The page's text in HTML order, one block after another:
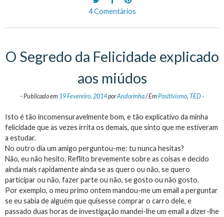
4 Comentários
O Segredo da Felicidade explicado
aos miúdos
-Publicado em 19 Fevereiro, 2014porAndorinha/EmPositivismo, TED-
Isto é tão incomensuravelmente bom, e tão explicativo da minha
felicidade que às vezes irrita os demais, que sinto que me estiveram
a estudar.
No outro dia um amigo perguntou-me: tu nunca hesitas?
Não, eu não hesito. Reflito brevemente sobre as coisas e decido
ainda mais rapidamente ainda se as quero ou não, se quero
participar ou não, fazer parte ou não, se gosto ou não gosto.
Por exemplo, o meu primo ontem mandou-me um email a perguntar
se eu sabia de alguém que quisesse comprar o carro dele, e
passado duas horas de investigação mandei-lhe um email a dizer-lhe